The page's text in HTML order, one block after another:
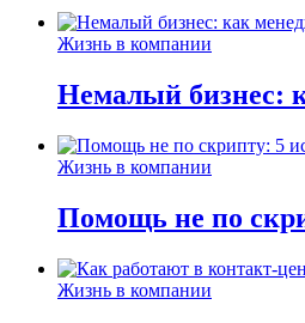
Жизнь в компании
Немалый бизнес:
Жизнь в компании
Помощь не по
Жизнь в компании